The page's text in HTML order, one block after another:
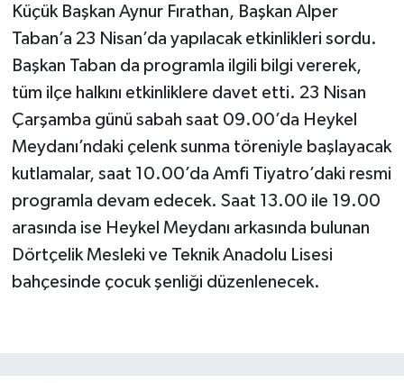
Küçük Başkan Aynur Fırathan, Başkan Alper
Taban’a 23 Nisan’da yapılacak etkinlikleri sordu.
Başkan Taban da programla ilgili bilgi vererek,
tüm ilçe halkını etkinliklere davet etti. 23 Nisan
Çarşamba günü sabah saat 09.00’da Heykel
Meydanı’ndaki çelenk sunma töreniyle başlayacak
kutlamalar, saat 10.00’da Amfi Tiyatro’daki resmi
programla devam edecek. Saat 13.00 ile 19.00
arasında ise Heykel Meydanı arkasında bulunan
Dörtçelik Mesleki ve Teknik Anadolu Lisesi
bahçesinde çocuk şenliği düzenlenecek.